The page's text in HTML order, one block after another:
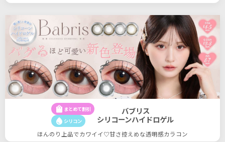
shopping_bag まとめて割引
water_drop シリコン
バブリス
シリコーンハイドロゲル
ほんのり上品でカワイイ♡甘さ控えめな透明感カラコン